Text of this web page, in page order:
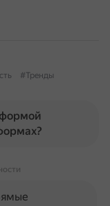
#Тренды
формой